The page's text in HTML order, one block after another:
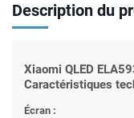
Description du
Xiaomi QLED
Caractéristiques
Écran :